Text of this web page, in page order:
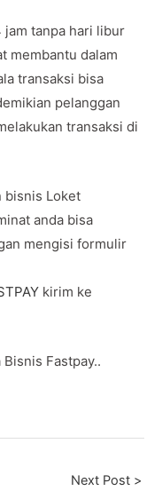
tanpa hari libur
membantu dalam
transaksi bisa
pelanggan
transaksi di
bisnis Loket
anda bisa
mengisi formulir
kirim ke
Fastpay..
Next Post >